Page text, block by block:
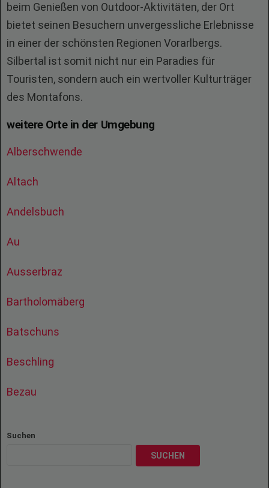
beim Genießen von Outdoor-Aktivitäten, der Ort
bietet seinen Besuchern unvergessliche Erlebnisse
in einer der schönsten Regionen Vorarlbergs.
Silbertal ist somit nicht nur ein Paradies für
Touristen, sondern auch ein wertvoller Kulturträger
des Montafons.
weitere Orte in der Umgebung
Alberschwende
Altach
Andelsbuch
Au
Ausserbraz
Bartholomäberg
Batschuns
Beschling
Bezau
Suchen
SUCHEN